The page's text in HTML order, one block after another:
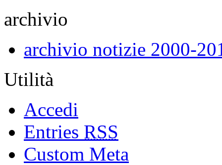
archivio
archivio notizie 2000-
Utilità
Accedi
Entries RSS
Custom Meta